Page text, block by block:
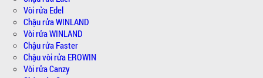
Vòi rửa Edel
Chậu rửa WINLAND
Vòi rửa WINLAND
Chậu rửa Faster
Chậu vòi rửa EROWIN
Vòi rửa Canzy